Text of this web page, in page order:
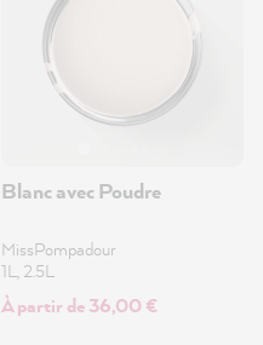
Blanc avec Poudre
MissPompadour
1L, 2.5L
À partir de 36,00 €